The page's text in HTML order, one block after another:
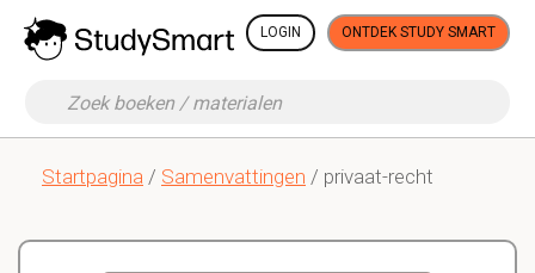
LOGIN ONTDEK STUDY SMART
Startpagina / Samenvattingen / privaat-recht